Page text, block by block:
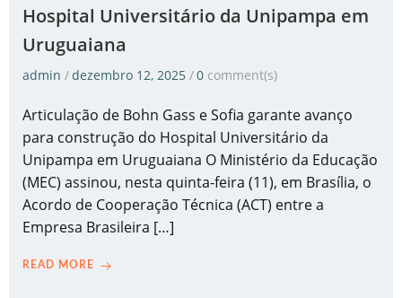
Hospital Universitário da Unipampa em
Uruguaiana
admin /dezembro 12, 2025 /0 comment(s)
Articulação de Bohn Gass e Sofia garante avanço
para construção do Hospital Universitário da
Unipampa em Uruguaiana O Ministério da Educação
(MEC) assinou, nesta quinta-feira (11), em Brasília, o
Acordo de Cooperação Técnica (ACT) entre a
Empresa Brasileira […]
READ MORE